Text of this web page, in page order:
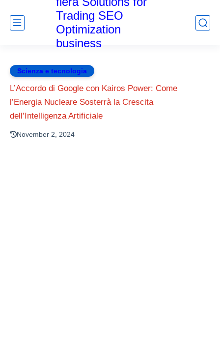
Trading SEO
Optimization
business
Scienza e tecnologia
L’Accordo di Google con Kairos Power: Come
l’Energia Nucleare Sosterrà la Crescita
dell’Intelligenza Artificiale
November 2, 2024